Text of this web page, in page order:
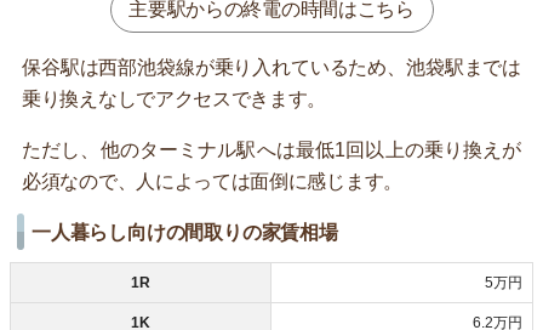
主要駅からの終電の時間はこちら
保谷駅は西部池袋線が乗り入れているため、池袋駅までは
乗り換えなしでアクセスできます。
ただし、他のターミナル駅へは最低1回以上の乗り換えが
必須なので、人によっては面倒に感じます。
一人暮らし向けの間取りの家賃相場
1R 5万円
1K 6.2万円